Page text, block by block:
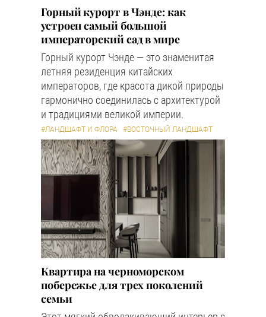
Горный курорт в Чэнде: как
устроен самый большой
императорский сад в мире
Горный курорт Чэнде — это знаменитая
летняя резиденция китайских
императоров, где красота дикой природы
гармонично соединилась с архитектурой
и традициями великой империи.
#ЛАНДШАФТ И ФЛОРА #ВОСТОЧНЫЙ ЛАНДШАФТ
Квартира на черноморском
побережье для трех поколений
семьи